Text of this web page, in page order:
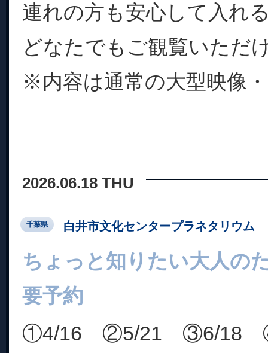
連れの方も安心して入れ
どなたでもご観覧いただ
※内容は通常の大型映像
2026.06.18 THU
千葉県 白井市文化センタープラネタリウム
ちょっと知りたい大人
要予約
①4/16 ②5/21 ③6/18